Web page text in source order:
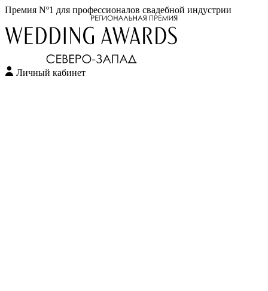
Премия Nº1 для профессионалов свадебной индустрии
Личный кабинет